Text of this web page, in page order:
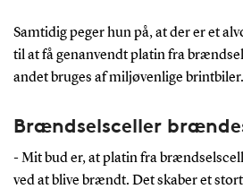
Samtidig peger hun på, at der er et
til at få genanvendt platin fra
andet bruges af miljøvenlige brintbiler.
Brændselsceller
- Mit bud er, at platin fra
ved at blive brændt. Det skaber et